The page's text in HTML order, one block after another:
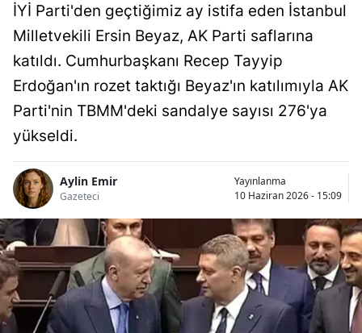
İYİ Parti'den geçtiğimiz ay istifa eden İstanbul
Milletvekili Ersin Beyaz, AK Parti saflarına
katıldı. Cumhurbaşkanı Recep Tayyip
Erdoğan'ın rozet taktığı Beyaz'ın katılımıyla AK
Parti'nin TBMM'deki sandalye sayısı 276'ya
yükseldi.
Aylin Emir
Gazeteci
Yayınlanma
10 Haziran 2026 - 15:09